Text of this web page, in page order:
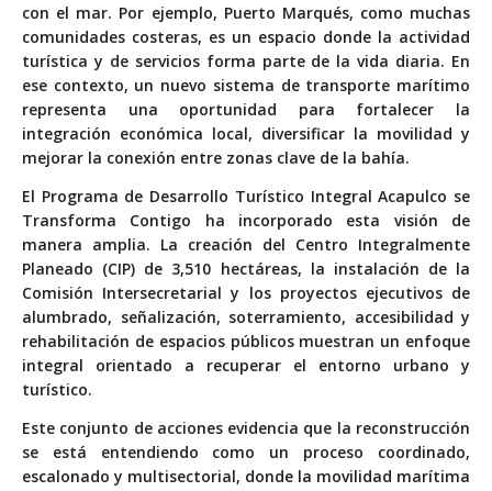
con el mar. Por ejemplo, Puerto Marqués, como muchas
comunidades costeras, es un espacio donde la actividad
turística y de servicios forma parte de la vida diaria. En
ese contexto, un nuevo sistema de transporte marítimo
representa una oportunidad para fortalecer la
integración económica local, diversificar la movilidad y
mejorar la conexión entre zonas clave de la bahía.
El Programa de Desarrollo Turístico Integral Acapulco se
Transforma Contigo ha incorporado esta visión de
manera amplia. La creación del Centro Integralmente
Planeado (CIP) de 3,510 hectáreas, la instalación de la
Comisión Intersecretarial y los proyectos ejecutivos de
alumbrado, señalización, soterramiento, accesibilidad y
rehabilitación de espacios públicos muestran un enfoque
integral orientado a recuperar el entorno urbano y
turístico.
Este conjunto de acciones evidencia que la reconstrucción
se está entendiendo como un proceso coordinado,
escalonado y multisectorial, donde la movilidad marítima